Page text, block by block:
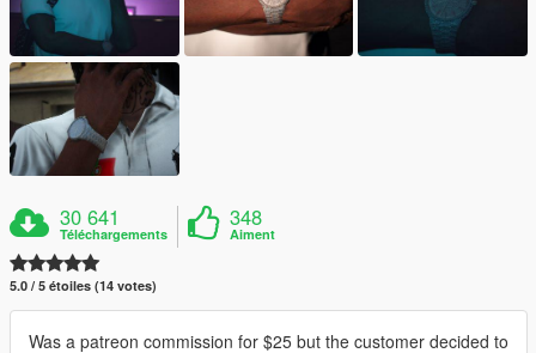
30 641
Téléchargements
348
Aiment
5.0 / 5 étoiles (14 votes)
Was a patreon commission for $25 but the customer decided to